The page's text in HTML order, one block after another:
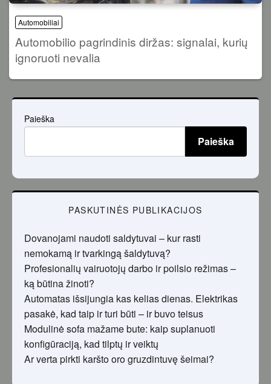
Automobiliai
Automobilio pagrindinis diržas: signalai, kurių
ignoruoti nevalia
Paieška
Paieška
PASKUTINĖS PUBLIKACIJOS
Dovanojami naudoti saldytuvai – kur rasti
nemokamą ir tvarkingą šaldytuvą?
Profesionalių vairuotojų darbo ir poilsio režimas –
ką būtina žinoti?
Automatas išsijungia kas kelias dienas. Elektrikas
pasakė, kad taip ir turi būti – ir buvo teisus
Modulinė sofa mažame bute: kaip suplanuoti
konfigūraciją, kad tilptų ir veiktų
Ar verta pirkti karšto oro gruzdintuvę šeimai?